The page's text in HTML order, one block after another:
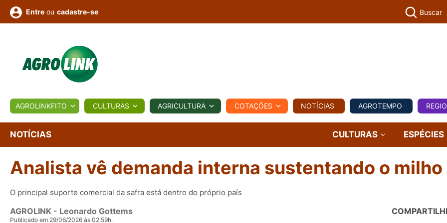
BIOLÓGICOS COTAÇÕES NOTÍCIAS AGROTEMPO REGIONAL COMERCIAL AGROVIAGENS
Conversor Colunistas Eventos
e
Vídeos
Entre ou cadastre-se Buscar
AGROLINKFITO CULTURAS AGRICULTURA COTAÇÕES NOTÍCIAS AGROTEMPO
NOTÍCIAS CULTURAS ESPÉCIES
Analista vê demanda interna sustentando o milho
O principal suporte comercial da safra está dentro do próprio país
AGROLINK - Leonardo Gottems
Publicado em 29/06/2026 às 02:59h.